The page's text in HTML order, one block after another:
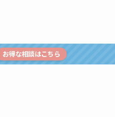
お得な相談はこちら